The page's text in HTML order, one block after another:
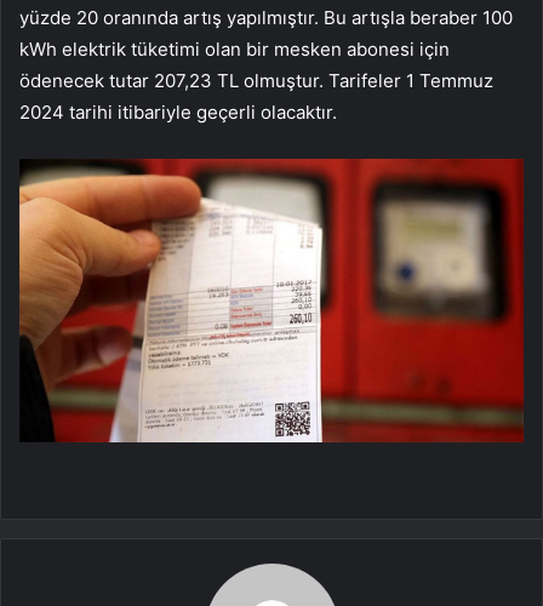
yüzde 20 oranında artış yapılmıştır. Bu artışla beraber 100
kWh elektrik tüketimi olan bir mesken abonesi için
ödenecek tutar 207,23 TL olmuştur. Tarifeler 1 Temmuz
2024 tarihi itibariyle geçerli olacaktır.